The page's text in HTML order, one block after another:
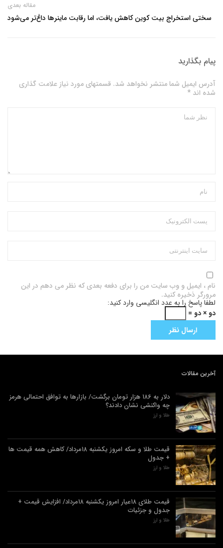
مقاله بعدی
سختی استخراج بیت‌ کوین کاهش یافت، اما رقابت ماینرها داغ‌تر می‌شود
پیام بگذارید
آدرس ایمیل شما منتشر نخواهد شد. قسمتهای مورد نیاز علامت گذاری
شده اند *
نام ، ایمیل و وب سایت من را برای دفعه بعدی که نظر می دهم در این
مرورگر ذخیره کنید.
لطفا پاسخ را به عدد انگلیسی وارد کنید:
دو × دو =
آخرین مقالات
دلار به ۱۸۶ هزار تومان برگشت/ بازارها به توافق احتمالی هرمز
چه واکنشی نشان دادند؟
طلا و ارز
قیمت طلا و سکه امروز یکشنبه ۱۸مرداد/ کاهش همه قیمت ها
+ جدول
طلا و ارز
قیمت طلای ۱۸عیار امروز یکشنبه ۱۸مرداد/ افزایش قیمت +
جدول و جزئیات
طلا و ارز